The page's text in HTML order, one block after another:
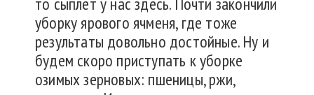
уборку ярового ячменя, где тоже
результаты довольно достойные. Ну и
будем скоро приступать к уборке
озимых зерновых: пшеницы, ржи,